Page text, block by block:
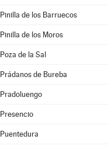
Pinilla de los Barruecos
Pinilla de los Moros
Poza de la Sal
Prádanos de Bureba
Pradoluengo
Presencio
Puentedura